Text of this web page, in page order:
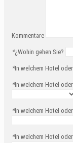
Kommentare
*¿Wohin gehen Sie?
*In welchem Hotel
*In welchem Hotel
*In welchem Hotel
*In welchem Hotel